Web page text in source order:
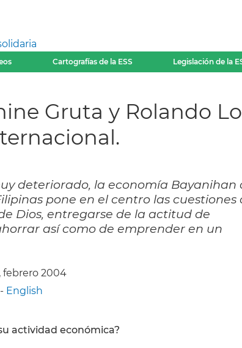
Cartografías de la ESS Legislación de la
Gruta y Rolando
deteriorado, la economía Bayanihan
pone en el centro las cuestiones
Dios, entregarse de la actitud de
así como de emprender en un
, febrero 2004
- English
actividad económica?